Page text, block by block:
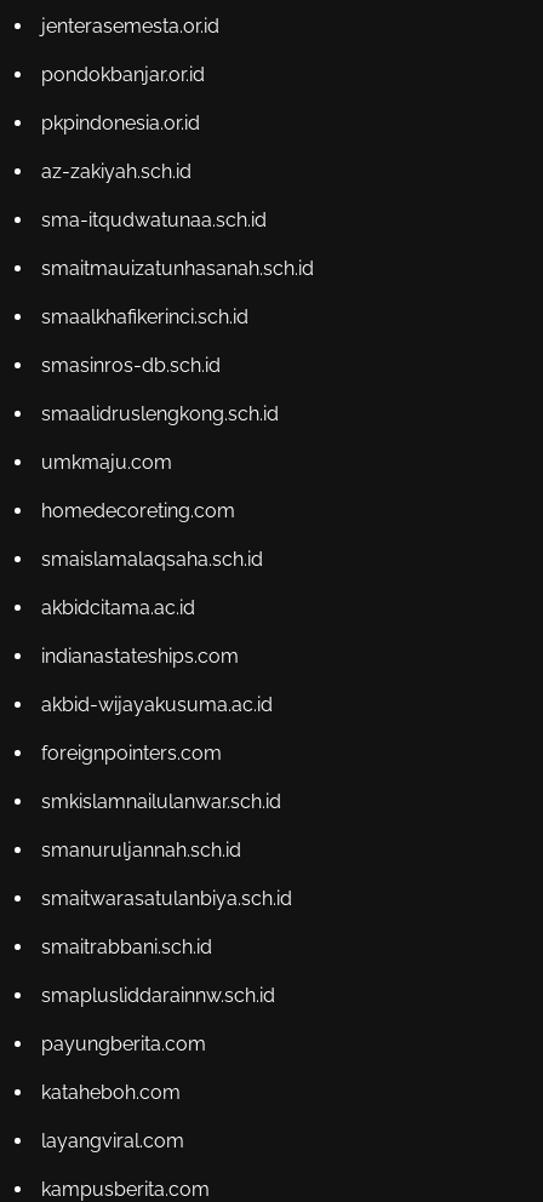
jenterasemesta.or.id
pondokbanjar.or.id
pkpindonesia.or.id
az-zakiyah.sch.id
sma-itqudwatunaa.sch.id
smaitmauizatunhasanah.sch.id
smaalkhafikerinci.sch.id
smasinros-db.sch.id
smaalidruslengkong.sch.id
umkmaju.com
homedecoreting.com
smaislamalaqsaha.sch.id
akbidcitama.ac.id
indianastateships.com
akbid-wijayakusuma.ac.id
foreignpointers.com
smkislamnailulanwar.sch.id
smanuruljannah.sch.id
smaitwarasatulanbiya.sch.id
smaitrabbani.sch.id
smaplusliddarainnw.sch.id
payungberita.com
kataheboh.com
layangviral.com
kampusberita.com